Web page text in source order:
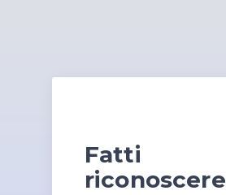
Fatti
riconoscere